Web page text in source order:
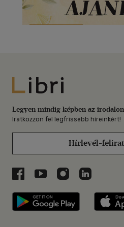
Libri
Legyen mindig képben az
Iratkozzon fel legfrissebb híreinkért!
Hírlevél-
Libri a Facebookon
Libri a Youtube-on
Libri azLibri a
Libri